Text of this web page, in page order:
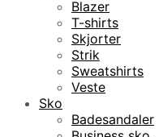
Blazer
T-shirts
Skjorter
Strik
Sweatshirts
Veste
Sko
Badesandaler